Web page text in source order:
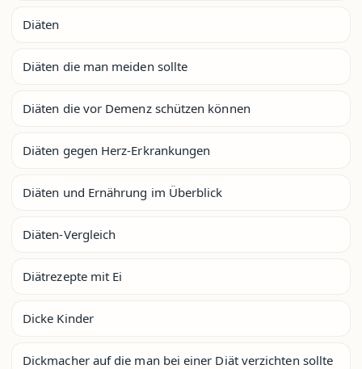
Diäten
Diäten die man meiden sollte
Diäten die vor Demenz schützen können
Diäten gegen Herz-Erkrankungen
Diäten und Ernährung im Überblick
Diäten-Vergleich
Diätrezepte mit Ei
Dicke Kinder
Dickmacher auf die man bei einer Diät verzichten sollte